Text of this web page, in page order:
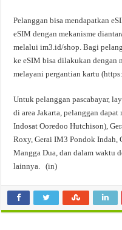
Pelanggan bisa mendapatkan
eSIM dengan mekanisme
melalui im3.id/shop. Bagi
ke eSIM bisa dilakukan dengan
melayani pergantian kartu
Untuk pelanggan pascabayar,
di area Jakarta, pelanggan
Indosat Ooredoo Hutchison),
Roxy, Gerai IM3 Pondok Indah,
Mangga Dua, dan dalam waktu
lainnya. (in)